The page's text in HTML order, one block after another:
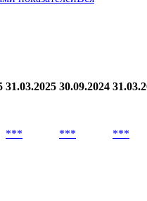
31.03.2025 30.09.2024
*** *** ***